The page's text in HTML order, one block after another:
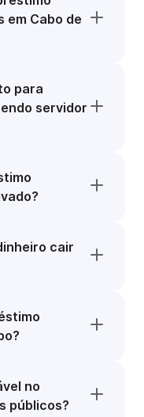
em Cabo de
para
servidor
cair
no
públicos?